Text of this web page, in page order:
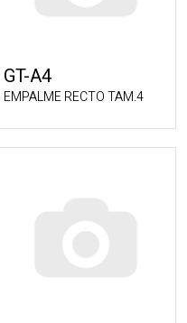
GT-A4
EMPALME RECTO TAM.4